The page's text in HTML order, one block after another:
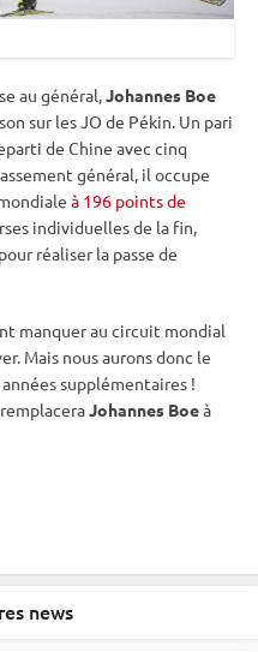
au général,Johannes Boe
sur les JO de Pékin. Un pari
de Chine avec cinq
général, il occupe
à 196 points de
individuelles de la fin,
réaliser la passe de
manquer au circuit mondial
Mais nous aurons donc le
supplémentaires !
Johannes Boeà
news